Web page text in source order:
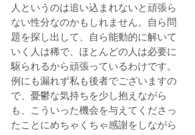
人というのは追い込まれないと頑張ら
ない性分なのかもしれません。自ら問
題を探し出して、自ら能動的に解いて
いく人は稀で、ほとんどの人は必要に
駆られるから頑張っているわけです。
例にも漏れず私も後者でございますの
で、憂鬱な気持ちを少し抱えながら
も、こういった機会を与えてくださっ
たことにめちゃくちゃ感謝をしながら